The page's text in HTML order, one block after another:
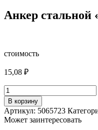
Анкер стальной
стоимость
15,08 ₽
Количество
товара
Анкер
стальной
"MOLLY"
В корзину
Артикул: 5065723
Может заинтересовать